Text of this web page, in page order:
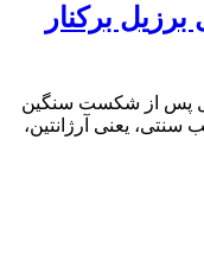
برکنار
پس از شکست سنگین
سنتی، یعنی آرژانتین،